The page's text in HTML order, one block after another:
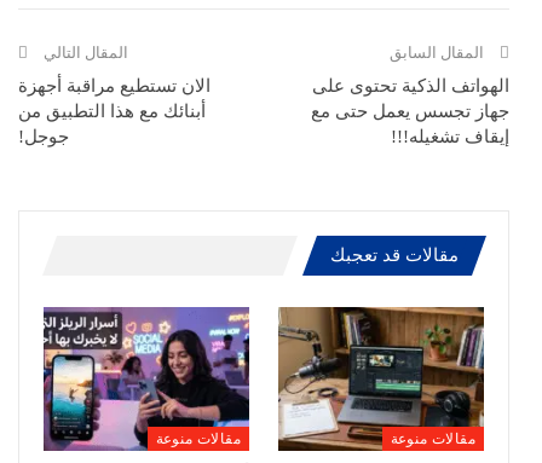
االبريد الالكتروني
المقال السابق
الهواتف الذكية تحتوى على
جهاز تجسس يعمل حتى مع
إيقاف تشغيله!!!
المقال التالي
الان تستطيع مراقبة أجهزة
أبنائك مع هذا التطبيق من
جوجل!
مقالات قد تعجبك
مقالات منوعة مقالات منوعة